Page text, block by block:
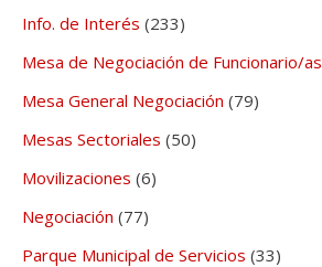
Info. de Interés (233)
Mesa de Negociación de Funcionario/as
Mesa General Negociación (79)
Mesas Sectoriales (50)
Movilizaciones (6)
Negociación (77)
Parque Municipal de Servicios (33)